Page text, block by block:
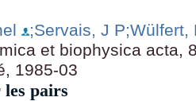
;Servais, J P;Wülfert,
et biophysica acta,
1985-03
pairs